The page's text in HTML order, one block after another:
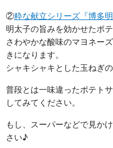
②粋な献立シリーズ『博多
明太子の旨みを効かせたポテ
さわやかな酸味のマヨネー
きになります。
シャキシャキとした玉ねぎ
普段とは一味違ったポテト
してみてください。
もし、スーパーなどで見か
さい♪